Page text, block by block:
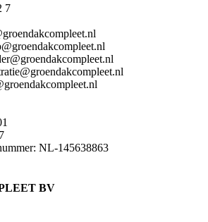
7
NL-145638863
BV